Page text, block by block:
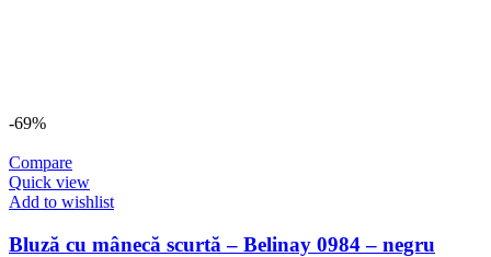
-69%
Compare
Quick view
Add to wishlist
Bluză cu mânecă scurtă – Belinay 0984 – negru